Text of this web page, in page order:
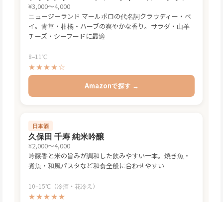
¥3,000〜4,000
ニュージーランド マールボロの代名詞クラウディー・ベ
イ。青草・柑橘・ハーブの爽やかな香り。サラダ・山羊
チーズ・シーフードに最適
8–11℃
★★★★☆
Amazonで探す →
日本酒
久保田 千寿 純米吟醸
¥2,000〜4,000
吟醸香と米の旨みが調和した飲みやすい一本。焼き魚・
煮魚・和風パスタなど和食全般に合わせやすい
10–15℃（冷酒・花冷え）
★★★★★